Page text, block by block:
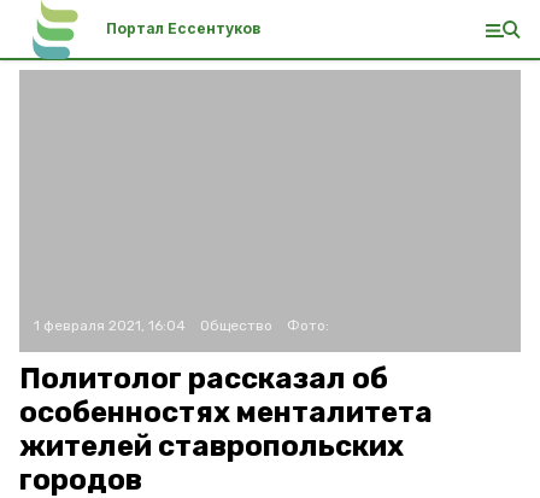
Портал Ессентуков
1 февраля 2021, 16:04 Общество Фото:
Политолог рассказал об
особенностях менталитета
жителей ставропольских
городов